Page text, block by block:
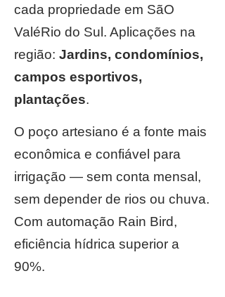
cada propriedade em SãO
ValéRio do Sul. Aplicações na
região: Jardins, condomínios,
campos esportivos,
plantações.
O poço artesiano é a fonte mais
econômica e confiável para
irrigação — sem conta mensal,
sem depender de rios ou chuva.
Com automação Rain Bird,
eficiência hídrica superior a
90%.